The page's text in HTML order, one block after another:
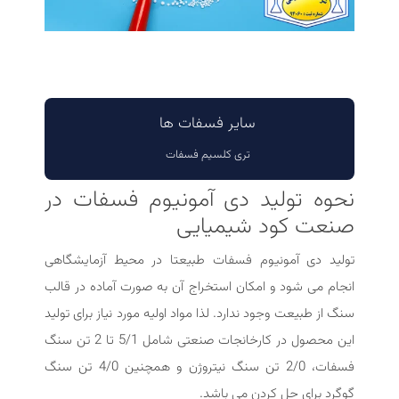
سایر فسفات ها
تری کلسیم فسفات
نحوه تولید دی آمونیوم فسفات در
صنعت کود شیمیایی
تولید دی آمونیوم فسفات طبیعتا در محیط آزمایشگاهی
انجام می شود و امکان استخراج آن به صورت آماده در قالب
سنگ از طبیعت وجود ندارد. لذا مواد اولیه مورد نیاز برای تولید
این محصول در کارخانجات صنعتی شامل 5/1 تا 2 تن سنگ
فسفات، 2/0 تن سنگ نیتروژن و همچنین 4/0 تن سنگ
گوگرد برای حل کردن می باشد.